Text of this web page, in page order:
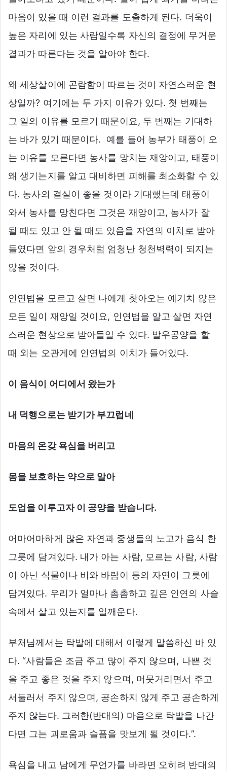
마음이 있을 때 이런 결과를 도출하게 된다. 더욱이
높은 자리에 있는 사람일수록 자신의 결정에 무거운
결과가 따른다는 것을 알아야 한다.
왜 세상살이에 곤람함이 따르는 것이 자연스러운 현
상일까? 여기에는 두 가지 이유가 있다. 첫 번째는
그 일의 이유를 모르기 때문이요, 두 번째는 기대하
는 바가 있기 때문이다. 예를 들어 농부가 태풍이 오
는 이유를 모른다면 농사를 망치는 재앙이고, 태풍이
왜 생기는지를 알고 대비하면 피해를 최소화할 수 있
다. 농사의 결실이 좋을 것이라 기대했는데 태풍이
와서 농사를 망친다면 그것은 재앙이고, 농사가 잘
될 때도 있고 안 될 때도 있음을 자연의 이치로 받아
들였다면 앞의 경우처럼 엄청난 청천벽력이 되지는
않을 것이다.
인연법을 모르고 살면 나에게 찾아오는 예기치 않은
모든 일이 재앙일 것이요, 인연법을 알고 살면 자연
스러운 현상으로 받아들일 수 있다. 발우공양을 할
때 외는 오관게에 인연법의 이치가 들어있다.
이 음식이 어디에서 왔는가
내 덕행으로는 받기가 부끄럽네
마음의 온갖 욕심을 버리고
몸을 보호하는 약으로 알아
도업을 이루고자 이 공양을 받습니다.
어마어마하게 많은 자연과 중생들의 노고가 음식 한
그릇에 담겨있다. 내가 아는 사람, 모르는 사람, 사람
이 아닌 식물이나 비와 바람이 등의 자연이 그릇에
담겨있다. 우리가 얼마나 촘촘하고 깊은 인연의 사슬
속에서 살고 있는지를 일깨운다.
부처님께서는 탁발에 대해서 이렇게 말씀하신 바 있
다. “사람들은 조금 주고 많이 주지 않으며, 나쁜 것
을 주고 좋은 것을 주지 않으며, 머뭇거리면서 주고
서둘러서 주지 않으며, 공손하지 않게 주고 공손하게
주지 않는다. 그러한(반대의) 마음으로 탁발을 나간
다면 그는 괴로움과 슬픔을 맛보게 될 것이다.”.
욕심을 내고 남에게 무언가를 바라면 오히려 반대의